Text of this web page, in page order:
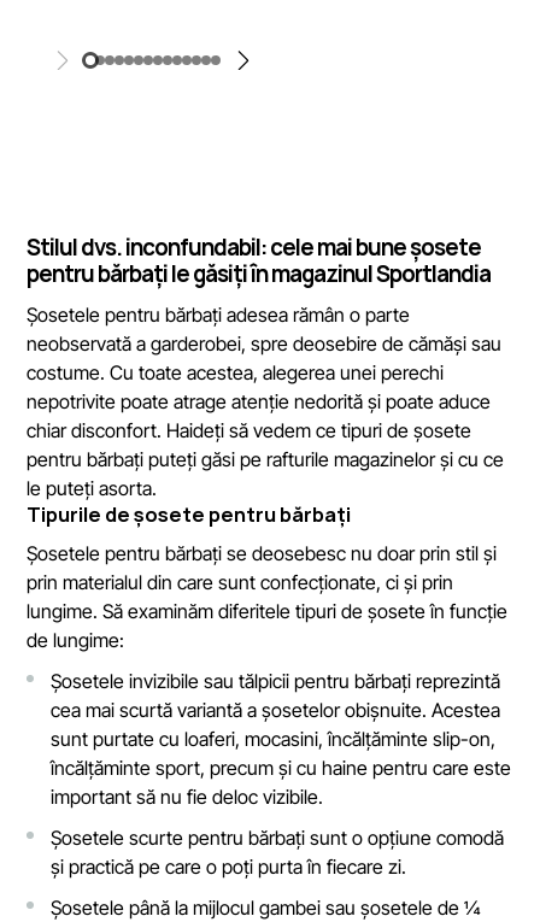
Stilul dvs. inconfundabil: cele mai bune șosete
pentru bărbați le găsiți în magazinul Sportlandia
Șosetele pentru bărbați adesea rămân o parte
neobservată a garderobei, spre deosebire de cămăși sau
costume. Cu toate acestea, alegerea unei perechi
nepotrivite poate atrage atenție nedorită și poate aduce
chiar disconfort. Haideți să vedem ce tipuri de șosete
pentru bărbați puteți găsi pe rafturile magazinelor și cu ce
le puteți asorta.
Tipurile de șosete pentru bărbați
Șosetele pentru bărbați se deosebesc nu doar prin stil și
prin materialul din care sunt confecționate, ci și prin
lungime. Să examinăm diferitele tipuri de șosete în funcție
de lungime:
Șosetele invizibile sau tălpicii pentru bărbați reprezintă
cea mai scurtă variantă a șosetelor obișnuite. Acestea
sunt purtate cu loaferi, mocasini, încălțăminte slip-on,
încălțăminte sport, precum și cu haine pentru care este
important să nu fie deloc vizibile.
Șosetele scurte pentru bărbați sunt o opțiune comodă
și practică pe care o poți purta în fiecare zi.
Șosetele până la mijlocul gambei sau șosetele de ¼